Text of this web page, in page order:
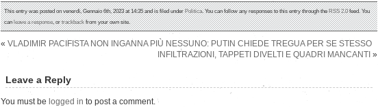
This entry was posted on venerdì, Gennaio 6th, 2023 at 14:35 and is filed underPolitica. You can follow any responses to this entry through theRSS 2.0feed. You
canleave a response, ortrackbackfrom your own site.
« VLADIMIR PACIFISTA NON INGANNA PIÙ NESSUNO: PUTIN CHIEDE TREGUA PER SE STESSO
INFILTRAZIONI, TAPPETI DIVELTI E QUADRI MANCANTI »
Leave a Reply
You must be logged in to post a comment.